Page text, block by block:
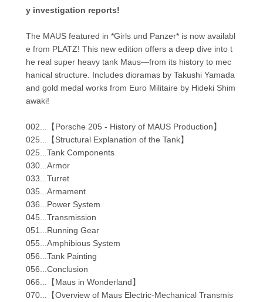
y investigation reports!
The MAUS featured in *Girls und Panzer* is now availabl
e from PLATZ! This new edition offers a deep dive into t
he real super heavy tank Maus—from its history to mec
hanical structure. Includes dioramas by Takushi Yamada
and gold medal works from Euro Militaire by Hideki Shim
awaki!
002...【Porsche 205 - History of MAUS Production】
025...【Structural Explanation of the Tank】
025...Tank Components
030...Armor
033...Turret
035...Armament
036...Power System
045...Transmission
051...Running Gear
055...Amphibious System
056...Tank Painting
056...Conclusion
066...【Maus in Wonderland】
070...【Overview of Maus Electric-Mechanical Transmis